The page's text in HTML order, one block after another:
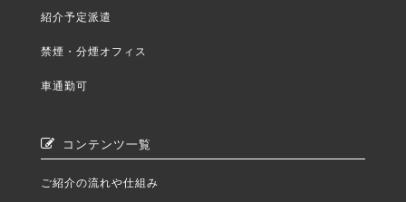
紹介予定派遣
禁煙・分煙オフィス
車通勤可
コンテンツ一覧
ご紹介の流れや仕組み